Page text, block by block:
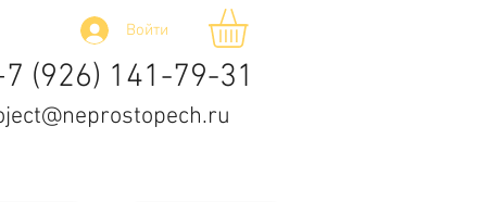
Войти
(926) 141-79-31